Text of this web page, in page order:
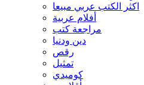
اكثر الكتب عربي مبيعا
أفلام عربية
مراجعة كتب
دين ودنيا
رقص
تمثيل
كوميدي